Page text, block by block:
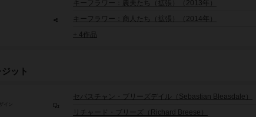
キーフラワー：農夫たち（拡張）（2013年）
キーフラワー：商人たち（拡張）（2014年）
+ 4作品
ジット
イン
セバスチャン・ブリーズデイル（Sebastian Bleasdale）
リチャード・ブリーズ（Richard Breese）